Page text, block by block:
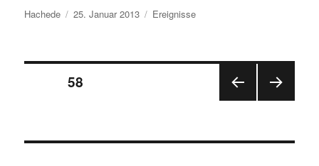
Autor
Hachede
Veröffentlicht
25. Januar 2013 Kategorien
Ereignisse
Seitennummerierung
Beiträge
GE
SEIT
SEITE58
SEIT
E